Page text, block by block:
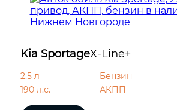
Центральный замок
Полноразмерное запасное
Kia SportageX-Line+
2.5 л Бензин
190 л.с.
АКПП